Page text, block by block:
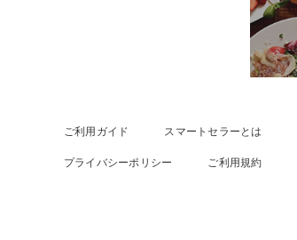
ご利用ガイド スマートセラーとは
プライバシーポリシー ご利用規約